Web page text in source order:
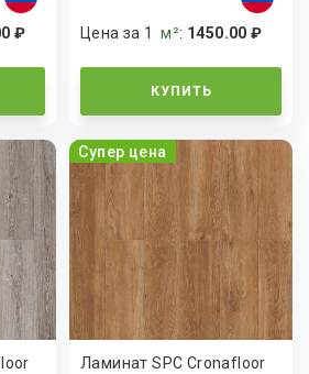
₽ Цена за 1м²: 1450.00 ₽
КУПИТЬ
Супер цена
Ламинат SPC Cronafloor